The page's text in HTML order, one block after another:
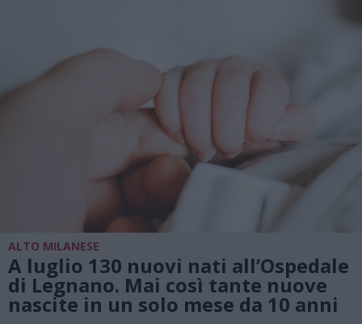
ALTO MILANESE
A luglio 130 nuovi nati all’Ospedale
di Legnano. Mai così tante nuove
nascite in un solo mese da 10 anni